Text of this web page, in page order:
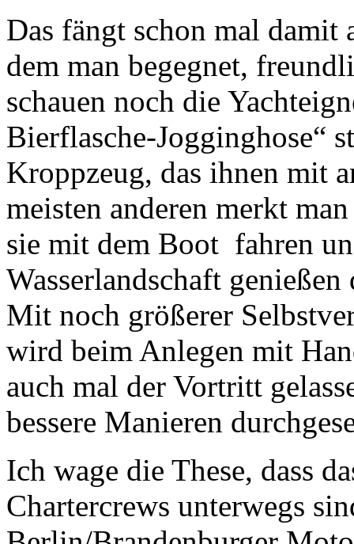
Das fängt schon mal damit
dem man begegnet,
schauen noch die
Bierflasche-Jogginghose“
Kroppzeug, das ihnen mit
meisten anderen merkt
sie mit dem Boot fahren
Wasserlandschaft
Mit noch größerer
wird beim Anlegen mit
auch mal der Vortritt
bessere Manieren
Ich wage die These, dass
Chartercrews unterwegs